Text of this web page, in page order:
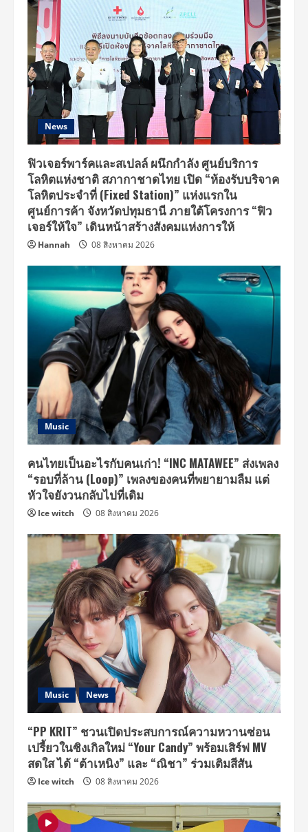
Thailand”
ใน
วัน
ที่
29-
30
กันยายน
2561
ตั้งแต่
เวลา
17.00
น.
เป็นต้น
ไป
News
ฟิวเจอร์พาร์คและสเปลล์ ผนึกกำลัง ศูนย์บริการ
โลหิตแห่งชาติ สภากาชาดไทย เปิด “ห้องรับบริจาค
โลหิตประจำที่ (Fixed Station)” แห่งแรกใน
ศูนย์การค้า จังหวัดปทุมธานี ภายใต้โครงการ “ฟิว
เจอร์ให้ใจ” เดินหน้าสร้างสังคมแห่งการให้
Hannah 08 สิงหาคม 2026
Music
คนไทยเป็นอะไรกับคนเก่า! “INC MATAWEE” ส่งเพลง
“รอบที่ล้าน (Loop)” เพลงของคนที่พยายามลืม แต่
หัวใจยังวนกลับไปที่เดิม
Ice witch 08 สิงหาคม 2026
Music News
“PP KRIT” ชวนเปิดประสบการณ์ความหวานซ่อน
เปรี้ยวในซิงเกิลใหม่ “Your Candy” พร้อมเสิร์ฟ MV
สดใส ได้ “ต้าเหนิง” และ “ณิชา” ร่วมเติมสีสัน
Ice witch 08 สิงหาคม 2026